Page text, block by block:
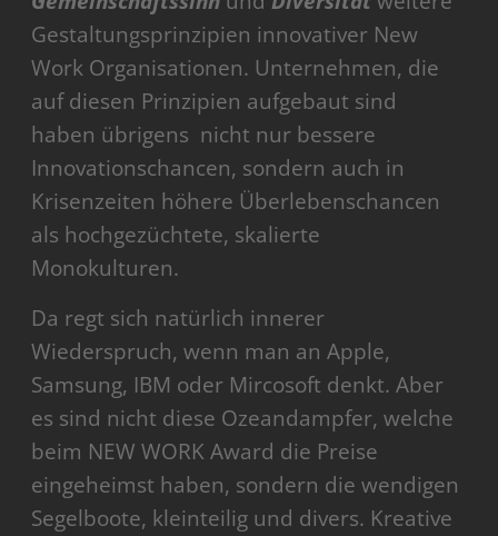
Gestaltungsprinzipien innovativer New
Work Organisationen. Unternehmen, die
auf diesen Prinzipien aufgebaut sind
haben übrigens nicht nur bessere
Innovationschancen, sondern auch in
Krisenzeiten höhere Überlebenschancen
als hochgezüchtete, skalierte
Monokulturen.
Da regt sich natürlich innerer
Wiederspruch, wenn man an Apple,
Samsung, IBM oder Mircosoft denkt. Aber
es sind nicht diese Ozeandampfer, welche
beim NEW WORK Award die Preise
eingeheimst haben, sondern die wendigen
Segelboote, kleinteilig und divers. Kreative